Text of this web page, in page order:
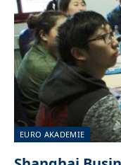
EURO AKADEMIE